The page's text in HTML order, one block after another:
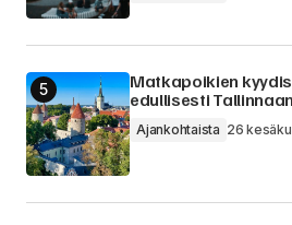
Matkapoikien
edullisesti Tallinnaan
Ajankohtaista 26